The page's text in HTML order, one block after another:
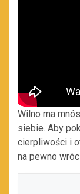
Wilno ma
siebie. Aby
cierpliwości i
na pewno